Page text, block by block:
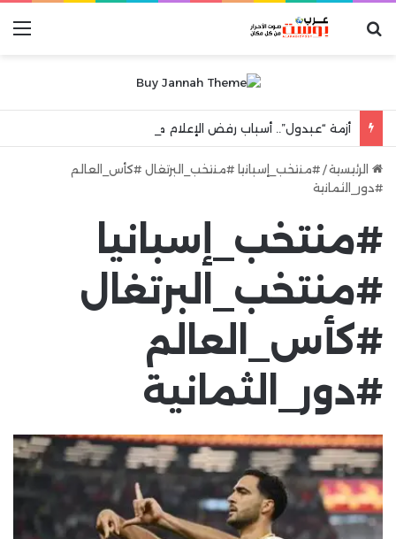
بحث عن
الرئيسية/ #منتخب_إسبانيا #منتخب_البرتغال #كأس_العالم
#دور_الثمانية
#منتخب_إسبانيا
#منتخب_البرتغال
#كأس_العالم
#دور_الثمانية